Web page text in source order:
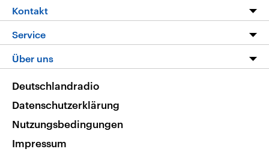
Die Nachrichten
Nachrichtenleicht
Neue Beiträge auf dlf.de
Livestream
Podcasts
Deutschlandfunk App
Nachrichten App
Frequenzen
Kontakt
Hörerservice
Service
FAQ
Veranstaltungen
Musikliste
RSS
Über uns
Deutschlandradio
Datenschutzerklärung
Nutzungsbedingungen
Impressum